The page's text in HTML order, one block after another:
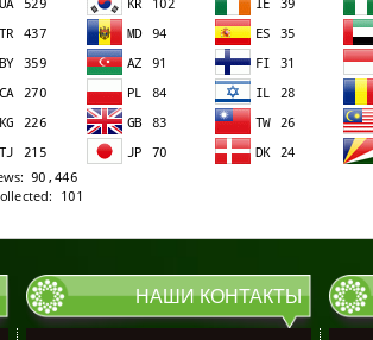
НАШИ КОНТАКТЫ